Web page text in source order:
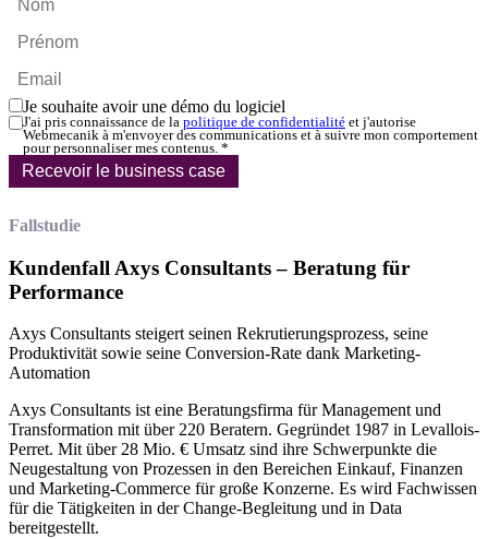
Je souhaite avoir une démo du logiciel
J'ai pris connaissance de la politique de confidentialité et j'autorise
Webmecanik à m'envoyer des communications et à suivre mon comportement
pour personnaliser mes contenus. *
Recevoir le business case
Fallstudie
Kundenfall Axys Consultants – Beratung für
Performance
Axys Consultants steigert seinen Rekrutierungsprozess, seine
Produktivität sowie seine Conversion-Rate dank Marketing-
Automation
Axys Consultants ist eine Beratungsfirma für Management und
Transformation mit über 220 Beratern. Gegründet 1987 in Levallois-
Perret. Mit über 28 Mio. € Umsatz sind ihre Schwerpunkte die
Neugestaltung von Prozessen in den Bereichen Einkauf, Finanzen
und Marketing-Commerce für große Konzerne. Es wird Fachwissen
für die Tätigkeiten in der Change-Begleitung und in Data
bereitgestellt.